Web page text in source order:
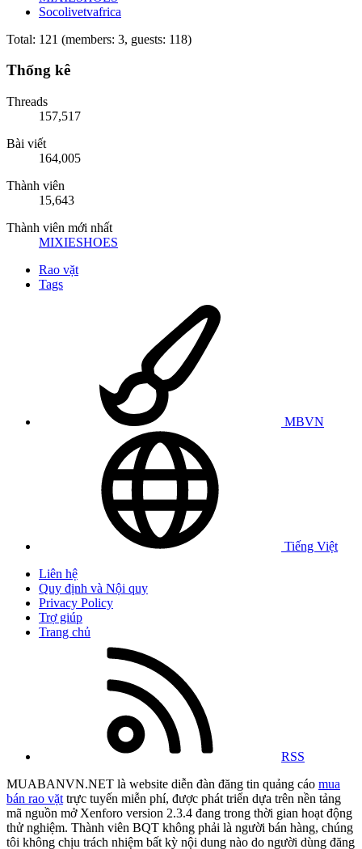
Socolivetvafrica
Total: 121 (members: 3, guests: 118)
Thống kê
Threads
157,517
Bài viết
164,005
Thành viên
15,643
Thành viên mới nhất
MIXIESHOES
Rao vặt
Tags
MBVN
Tiếng Việt
Liên hệ
Quy định và Nội quy
Privacy Policy
Trợ giúp
Trang chủ
RSS
MUABANVN.NET là website diễn đàn đăng tin quảng cáo mua
bán rao vặt trực tuyến miễn phí, được phát triển dựa trên nền tảng
mã nguồn mở Xenforo version 2.3.4 đang trong thời gian hoạt động
thử nghiệm. Thành viên BQT không phải là người bán hàng, chúng
tôi không chịu trách nhiệm bất kỳ nội dung nào do người dùng đăng